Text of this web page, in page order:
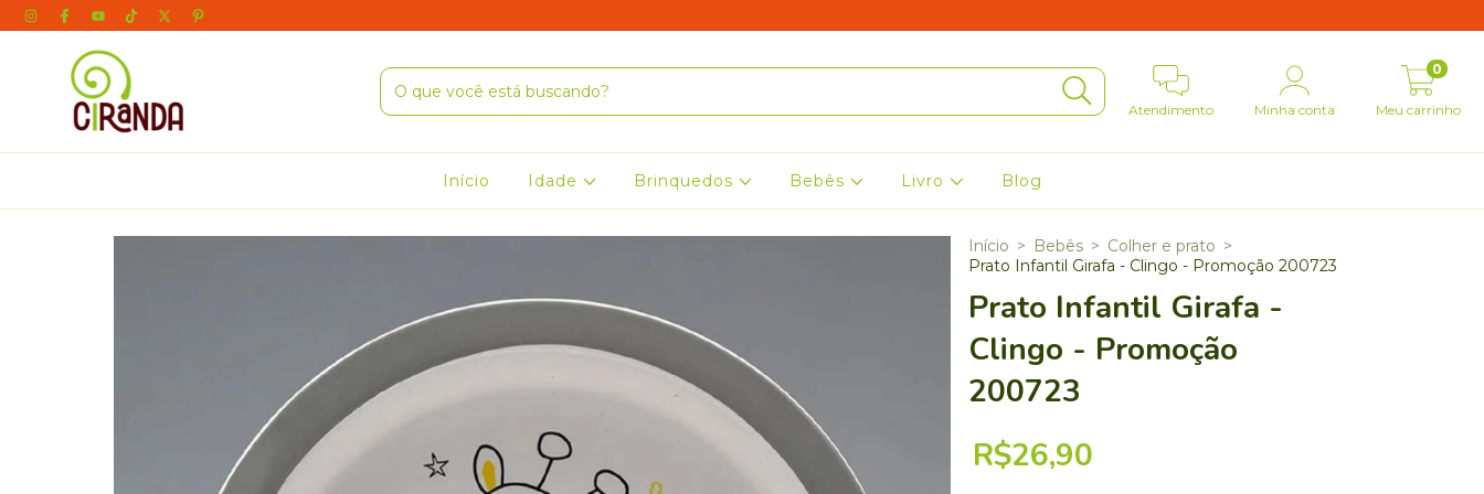
Atendimento Minha conta Meu carrinho
0
Início Idade Brinquedos Bebês Livro Blog
Início > Bebês > Colher e prato >
Prato Infantil Girafa - Clingo - Promoção 200723
Prato Infantil Girafa -
Clingo - Promoção
200723
R$26,90